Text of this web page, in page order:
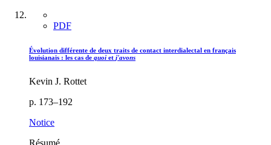
PDF
Évolution différente de deux traits de contact interdialectal en français
louisianais : les cas de quoi et j'avons
Kevin J. Rottet
p. 173–192
Notice
Résumé